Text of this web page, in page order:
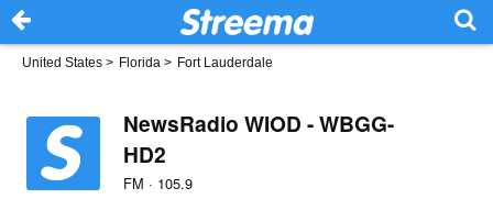
United States > Florida > Fort Lauderdale
NewsRadio WIOD - WBGG-
HD2
FM · 105.9